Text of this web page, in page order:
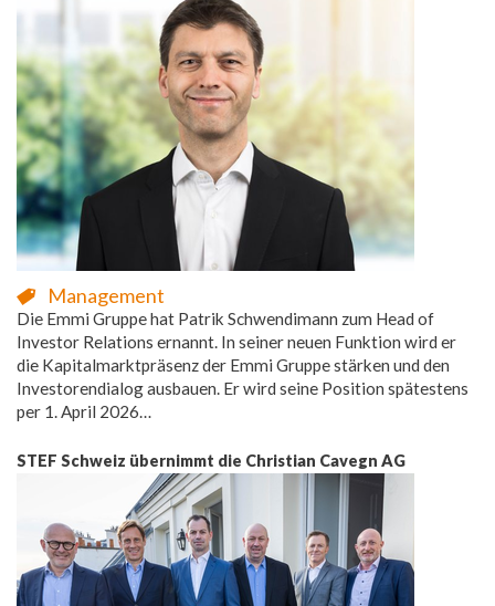
Management
Die Emmi Gruppe hat Patrik Schwendimann zum Head of
Investor Relations ernannt. In seiner neuen Funktion wird er
die Kapitalmarktpräsenz der Emmi Gruppe stärken und den
Investorendialog ausbauen. Er wird seine Position spätestens
per 1. April 2026…
STEF Schweiz übernimmt die Christian Cavegn AG